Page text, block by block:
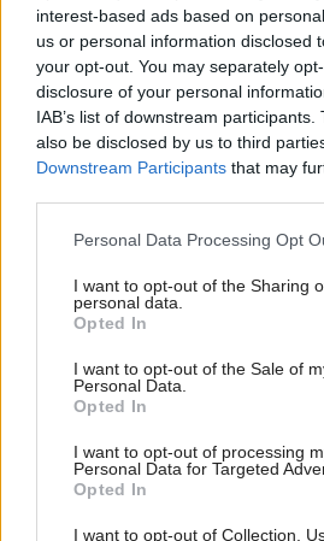
interest-based ads based on
us or personal information disclosed
your opt-out. You may separately
disclosure of your personal
IAB’s list of downstream
also be disclosed by us to third
Downstream Participants that may
Please note that this website/app
not limited to your visit or usage
grant or deny consent to Google and
use your data for below specified
consent section.
Personal Data Processing Opt
I want to opt-out of the Sharing
personal data.
Opted In
I want to opt-out of the Sale of
Personal Data.
Opted In
I want to opt-out of processing
Personal Data for Targeted
Opted In
I want to opt-out of Collection,
198658
v strede dispozície obklopuje
kuchyňou a relaxačnou zónou a
spálne je akousi metropolitnou
s orientálnymi vplyvmi, napríklad v
tatami – hrubej podložky na
dosku, ktorá je príjemná na dotyk,
príjemne vonia.